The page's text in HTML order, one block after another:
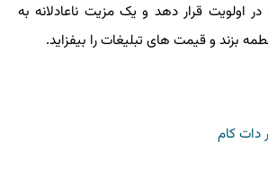
اولویت قرار دهد و یک مزیت ناعادلانه به
بزند و قیمت های تبلیغات را بیفزاید.
دات كام